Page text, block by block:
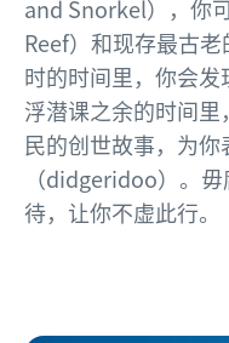
and Snorkel），你
Reef）和现存最古
时的时间里，你会
浮潜课之余的时间
民的创世故事，为
（didgeridoo）。
待，让你不虚此行。